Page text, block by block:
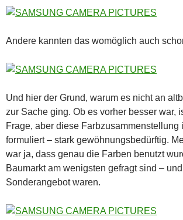
Andere kannten das womöglich auch
Und hier der Grund, warum es nicht an
zur Sache ging. Ob es vorher besser war,
Frage, aber diese Farbzusammenstellung
formuliert – stark gewöhnungsbedürftig.
war ja, dass genau die Farben benutzt
Baumarkt am wenigsten gefragt sind –
Sonderangebot waren.